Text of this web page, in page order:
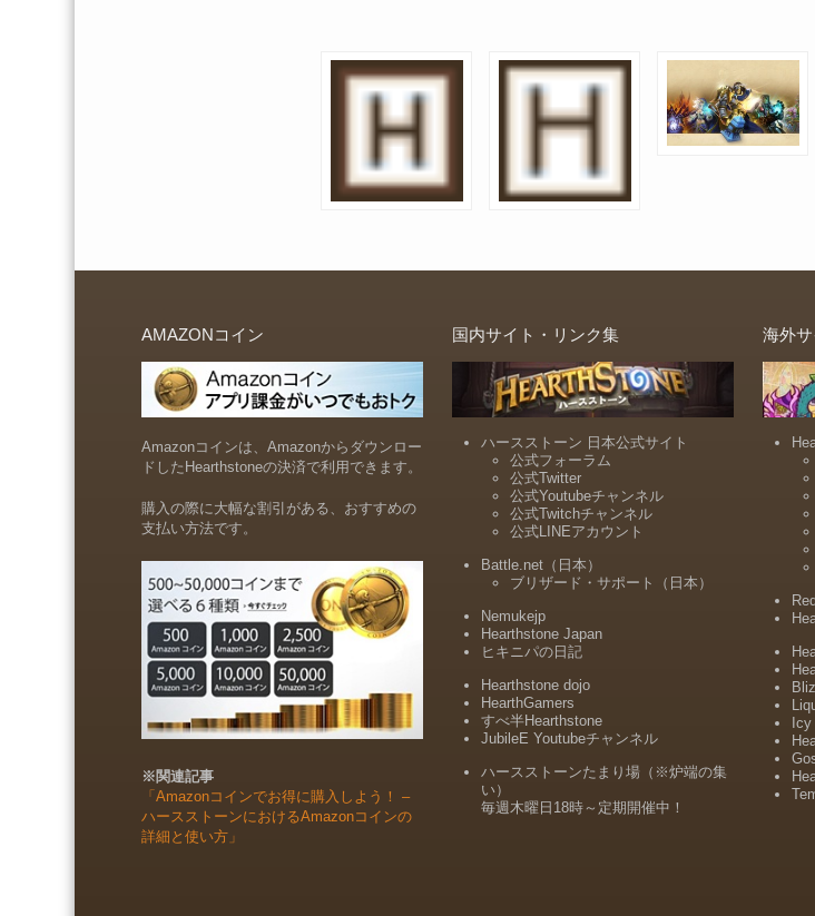
AMAZONコイン
Amazonコインは、Amazonからダウンロー
ドしたHearthstoneの決済で利用できます。
購入の際に大幅な割引がある、おすすめの
支払い方法です。
※関連記事
「Amazonコインでお得に購入しよう！ –
ハースストーンにおけるAmazonコインの
詳細と使い方」
国内サイト・リンク集
ハースストーン 日本公式サイト
公式フォーラム
公式Twitter
公式Youtubeチャンネル
公式Twitchチャンネル
公式LINEアカウント
Battle.net（日本）
ブリザード・サポート（日本）
Nemukejp
Hearthstone Japan
ヒキニパの日記
Hearthstone dojo
HearthGamers
すべ半Hearthstone
JubileE Youtubeチャンネル
ハースストーンたまり場（※炉端の集
い）
毎週木曜日18時～定期開催中！
海外
Icy